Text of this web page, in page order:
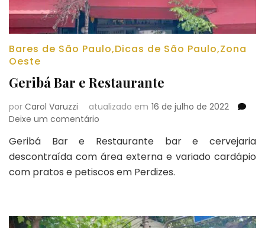
Bares de São Paulo,Dicas de São Paulo,Zona
Oeste
Geribá Bar e Restaurante
por Carol Varuzzi atualizado em 16 de julho de 2022
Deixe um comentário
Bar
e
Restaurante
Geribá Bar e Restaurante bar e cervejaria
descontraída com área externa e variado cardápio
com pratos e petiscos em Perdizes.